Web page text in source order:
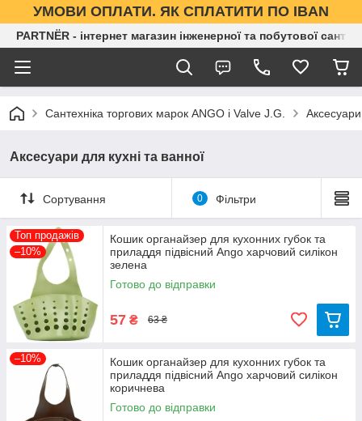
УМОВИ ОПЛАТИ. ЯК СПЛАТИТИ ПО IBAN
PARTNЁR - інтернет магазин інженерної та побутової
Сантехніка торгових марок ANGO і Valve J.G.
Аксесуари для кухні та ванної
Сортування 0 Фільтри
Топ продажів
–10%
Кошик органайзер для кухонних губок та
приладдя підвісний Ango харчовий силікон
зелена
Готово до відправки
57 ₴ 63 ₴
–10%
Кошик органайзер для кухонних губок та
приладдя підвісний Ango харчовий силікон
коричнева
Готово до відправки